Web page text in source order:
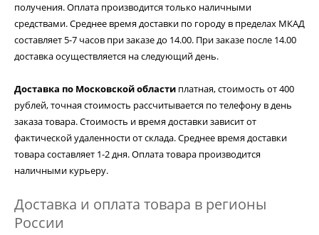
получения. Оплата производится только наличными
средствами. Среднее время доставки по городу в пределах МКАД
составляет 5-7 часов при заказе до 14.00. При заказе после 14.00
доставка осуществляется на следующий день.
Доставка по Московской области платная, стоимость от 400
рублей, точная стоимость рассчитывается по телефону в день
заказа товара. Стоимость и время доставки зависит от
фактической удаленности от склада. Среднее время доставки
товара составляет 1-2 дня. Оплата товара производится
наличными курьеру.
Доставка и оплата товара в регионы
России